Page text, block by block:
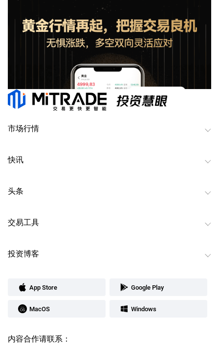
市场行情
快讯
头条
交易工具
投资博客
App Store Google Play
MacOS Windows
内容合作请联系：